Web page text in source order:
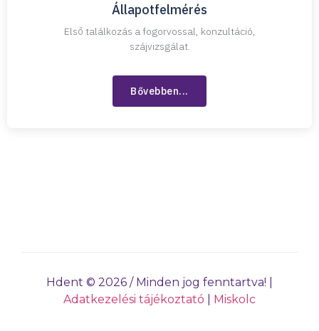
Állapotfelmérés
Első találkozás a fogorvossal, konzultáció,
szájvizsgálat.
Bővebben...
Hdent © 2026 / Minden jog fenntartva! |
Adatkezelési tájékoztató
Miskolc